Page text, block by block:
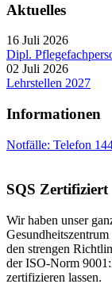
Aktuelles
16 Juli 2026
Dipl.
02 Juli 2026
Lehrstellen 2027
Informationen
Notfälle: Telefon
SQS Zertifiziert
Wir haben unser
Gesundheitszentrum
den strengen
der ISO-Norm
zertifizieren lassen.